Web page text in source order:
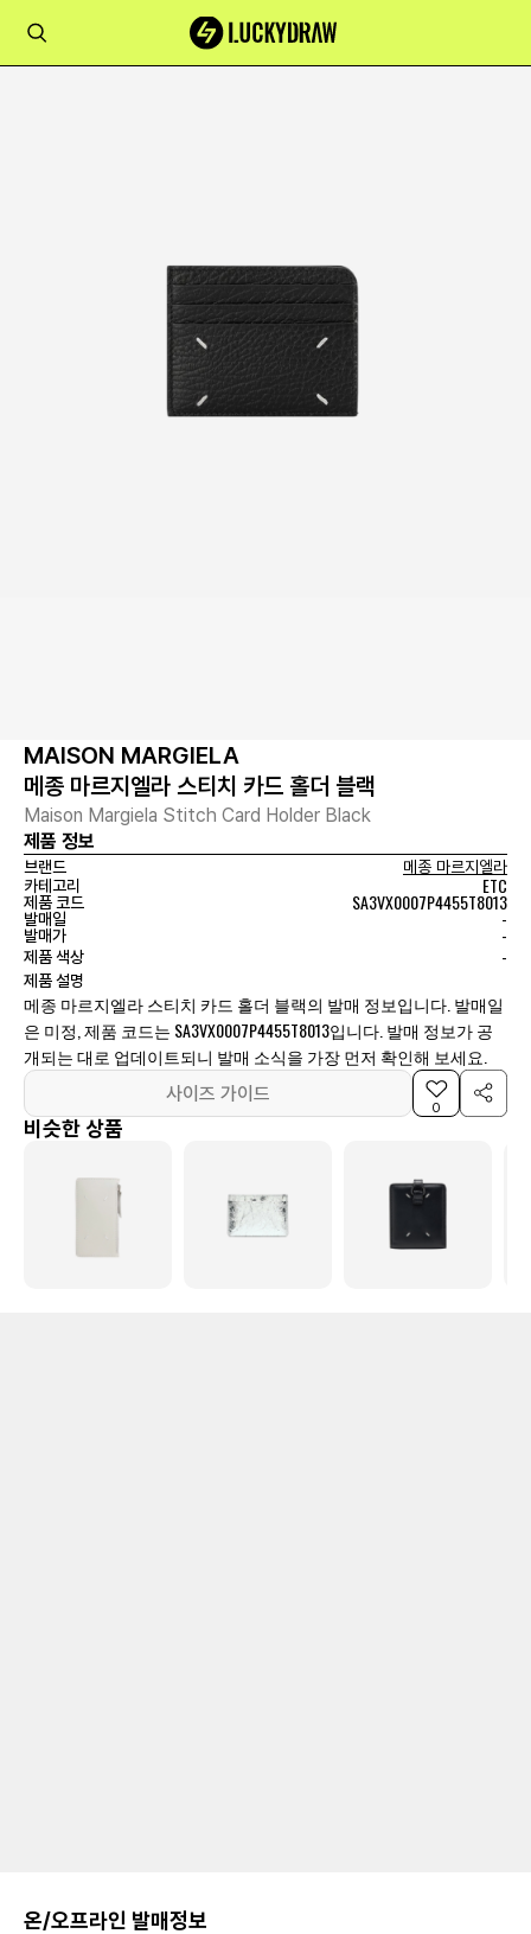
MAISON MARGIELA
메종 마르지엘라 스티치 카드 홀더 블랙
Maison Margiela Stitch Card Holder Black
제품 정보
브랜드
메종 마르지엘라
카테고리
ETC
제품 코드 SA3VX0007P4455T8013
발매일 -
발매가 -
제품 색상 -
제품 설명
메종 마르지엘라 스티치 카드 홀더 블랙의 발매 정보입니다. 발매일
은 미정, 제품 코드는 SA3VX0007P4455T8013입니다. 발매 정보가 공
개되는 대로 업데이트되니 발매 소식을 가장 먼저 확인해 보세요.
사이즈 가이드
0
비슷한 상품
온/오프라인 발매정보